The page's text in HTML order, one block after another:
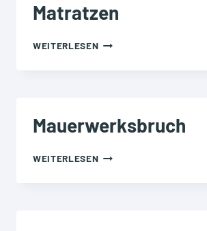
Matratzen
WEITERLESENMATRATZEN
Mauerwerksbruch
WEITERLESENMAUERWERKSBRUCH